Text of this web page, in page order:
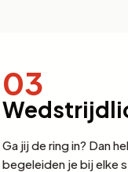
03
Ga jij de ring in? Dan
begeleiden je bij elke